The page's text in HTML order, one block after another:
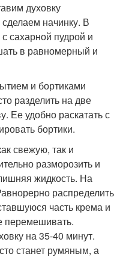
духовку
начинку. В
сахарной пудрой и
в равномерный и
и бортиками
разделить на две
Ее удобно раскатать с
бортики.
свежую, так и
разморозить и
жидкость. На
распределить
часть крема и
перемешивать.
на 35-40 минут.
станет румяным, а